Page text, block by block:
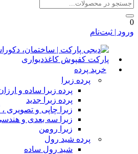
| ثبت‌نام
خرید پرده
پرده زبرا
پرده زبرا ساده و ارزان
پرده زبرا جدید
زبرا چاپی و تصویری ،
زبرا سه بعدی و هندسی
زبرا رومن
پرده شید رول
شید رول ساده